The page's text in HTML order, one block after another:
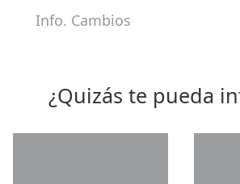
Info. Cambios
¿Quizás te pueda